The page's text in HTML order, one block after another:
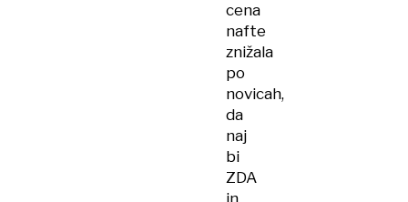
cena
nafte
znižala
po
novicah,
da
naj
bi
ZDA
in